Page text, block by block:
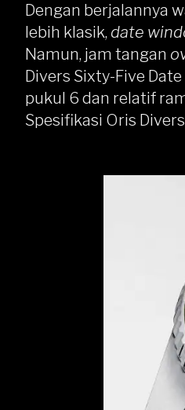
Dengan berjalannya
lebih klasik, date
Namun, jam tangan
Divers Sixty-Five
pukul 6 dan relatif
Spesifikasi Oris